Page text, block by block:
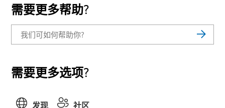
需要更多帮助?
需要更多选项?
发现 社区